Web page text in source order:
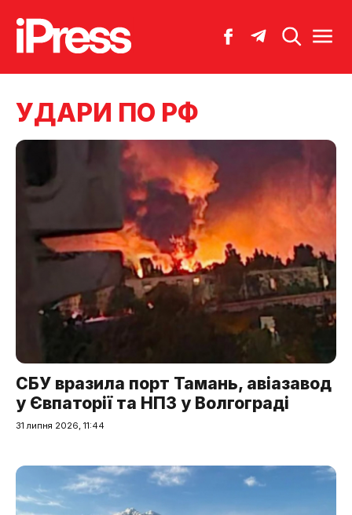
УДАРИ ПО РФ
СБУ вразила порт Тамань, авіазавод
у Євпаторії та НПЗ у Волгограді
31 липня 2026, 11:44